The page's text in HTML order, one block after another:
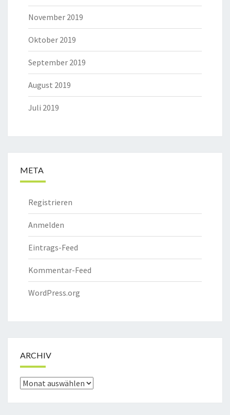
November 2019
Oktober 2019
September 2019
August 2019
Juli 2019
META
Registrieren
Anmelden
Eintrags-Feed
Kommentar-Feed
WordPress.org
ARCHIV
Archiv